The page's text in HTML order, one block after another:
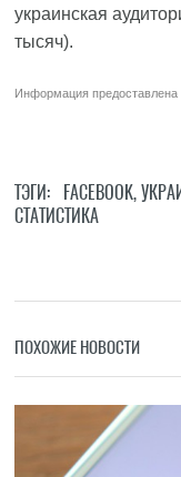
украинская
тысяч).
Информация
ТЭГИ: FACEBOOK,
СТАТИСТИКА
ПОХОЖИЕ НОВОСТИ